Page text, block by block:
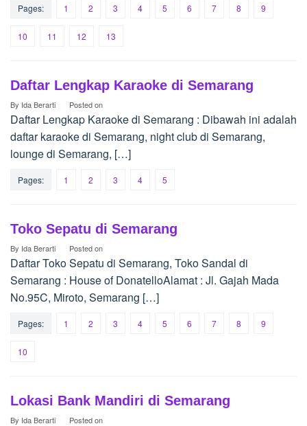
Pages: 1 2 3 4 5 6 7 8 9
10 11 12 13
Daftar Lengkap Karaoke di Semarang
By Ida Berarti Posted on
Daftar Lengkap Karaoke di Semarang : Dibawah ini adalah
daftar karaoke di Semarang, night club di Semarang,
lounge di Semarang, […]
Pages: 1 2 3 4 5
Toko Sepatu di Semarang
By Ida Berarti Posted on
Daftar Toko Sepatu di Semarang, Toko Sandal di
Semarang : House of DonatelloAlamat : Jl. Gajah Mada
No.95C, Miroto, Semarang […]
Pages: 1 2 3 4 5 6 7 8 9
10
Lokasi Bank Mandiri di Semarang
By Ida Berarti Posted on